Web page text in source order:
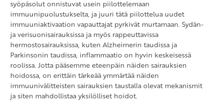
syöpäsolut onnistuvat usein piilottelemaan
immuunipuolustukselta, ja juuri tätä piilottelua uudet
immuuniaktivaation vapauttajat pyrkivät murtamaan. Sydän-
ja verisuonisairauksissa ja myös rappeuttavissa
hermostosairauksissa, kuten Alzheimerin taudissa ja
Parkinsonin taudissa, inflammaatio on hyvin keskeisessä
roolissa. Jotta pääsemme eteenpäin näiden sairauksien
hoidossa, on erittäin tärkeää ymmärtää näiden
immuunivälitteisten sairauksien taustalla olevat mekanismit
ja siten mahdollistaa yksilölliset hoidot.